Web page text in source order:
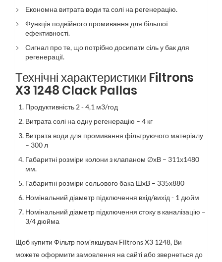
Економна витрата води та солі на регенерацію.
Функція подвійного промивання для більшої
ефективності.
Сигнал про те, що потрібно досипати сіль у бак для
регенерації.
Технічні характеристики Filtrons
X3 1248 Clack Pallas
Продуктивність 2 - 4,1 м3/год
Витрата солі на одну регенерацію – 4 кг
Витрата води для промивання фільтруючого матеріалу
– 300 л
Габаритні розміри колони з клапаном ∅хВ – 311х1480
мм.
Габаритні розміри сольового бака ШхВ – 335х880
Номінальний діаметр підключення вхід/вихід - 1 дюйм
Номінальний діаметр підключення стоку в каналізацію –
3/4 дюйма
Щоб купити Фільтр пом'якшувач Filtrons X3 1248, Ви
можете оформити замовлення на сайті або звернеться до